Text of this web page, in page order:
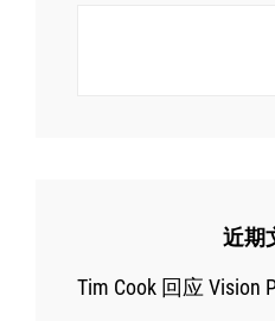
近期
Tim Cook 回应 Vision